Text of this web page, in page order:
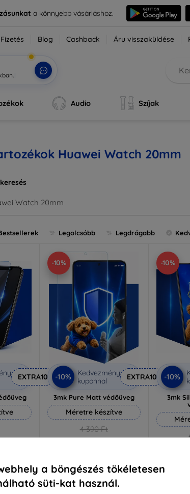
a könnyebb vásárláshoz.
a böngészés tökéletesen
süti-kat használ.
Blog Cashback Áru visszaküldése
Audio Szíjak
Huawei Watch 20mm
Watch 20mm
Legolcsóbb Legdrágabb
EXTRA10
-10%
-10%
Kedvezmény
kuponnal
EXTRA10
3mk Pure Matt védőüveg
Méretre készítve
4 390 Ft
3 951 Ft
-10%
-10%
3mk